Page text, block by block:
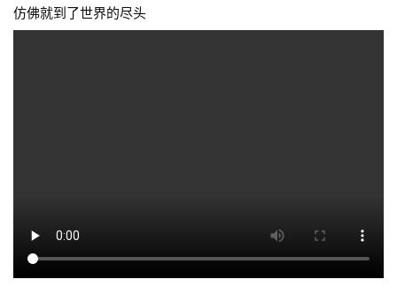
仿佛就到了世界的尽头